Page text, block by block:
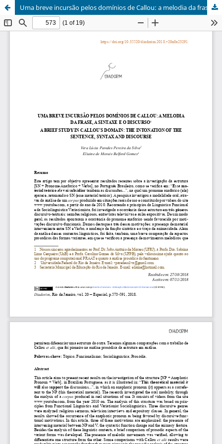
Uma breve incursão pelos domínios de Callou: a melodia da frase, a sintaxe e o discurso